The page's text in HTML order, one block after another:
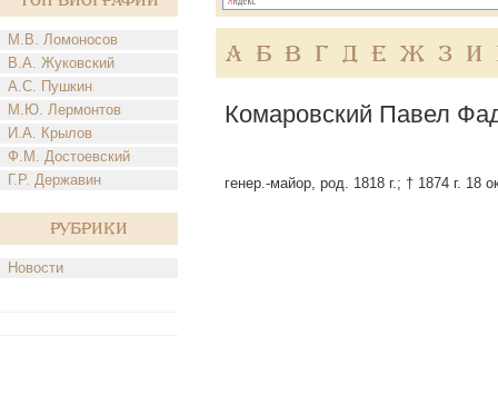
М.В. Ломоносов
В.А. Жуковский
А.С. Пушкин
М.Ю. Лермонтов
И.А. Крылов
Ф.М. Достоевский
Г.Р. Державин
Рубрики
Новости
А Б В Г Д Е Ж З И
Комаровский Павел
генер.-майор, род. 1818 г.; † 1874 г. 18